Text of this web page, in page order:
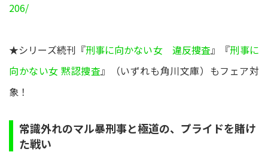
206/
★シリーズ続刊『刑事に向かない女 違反捜査』『刑事に
向かない女 黙認捜査』（いずれも角川文庫）もフェア対
象！
常識外れのマル暴刑事と極道の、プライドを賭け
た戦い